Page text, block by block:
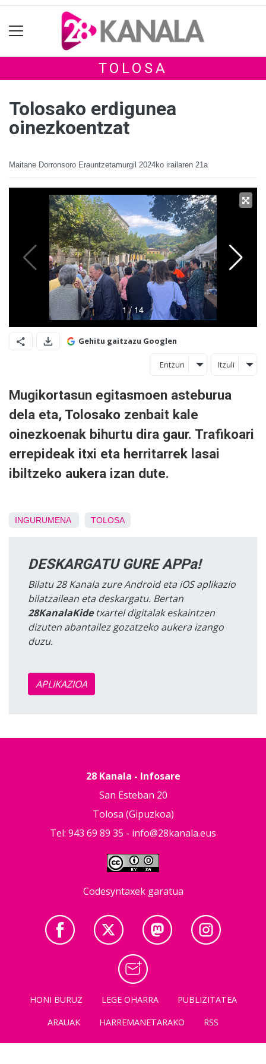
TOLOSA
Tolosako erdigunea
oinezkoentzat
Maitane Dorronsoro Erauntzetamurgil 2024ko irailaren 21a
Gehitu gaitzazu Googlen
Entzun Itzuli
Mugikortasun egitasmoen asteburua
dela eta, Tolosako zenbait kale
oinezkoenak bihurtu dira gaur. Trafikoari
errepideak itxi eta herritarrek lasai
ibiltzeko aukera izan dute.
INGURUMENA TOLOSA
DESKARGATU GURE APPa!
Bilatu 28 Kanala zure Android eta iOS aplikazio
bilatzailean eta deskargatu. Bertan
28KanalaKidetxartel digitalak eskaintzen
dizuten abantailez gozatzeko aukera izango
duzu.
APLIKAZIOA
28 Kanala - Infosare
San Esteban 20
Tolosa (Gipuzkoa)
Tel: 943 69 89 35 - info@28kanala.eus
Codesyntaxek garatua
HONI BURUZ LEGE OHARRA
PUBLIZITATEA
ARAUAK
HARREMANETARAKO RSS